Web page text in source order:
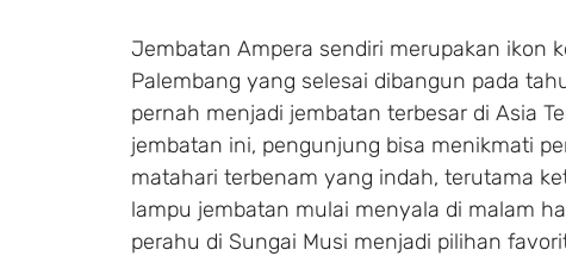
Jembatan Ampera sendiri merupakan ikon
Palembang yang selesai dibangun pada
pernah menjadi jembatan terbesar di Asia
jembatan ini, pengunjung bisa menikmati
matahari terbenam yang indah, terutama
lampu jembatan mulai menyala di malam
perahu di Sungai Musi menjadi pilihan